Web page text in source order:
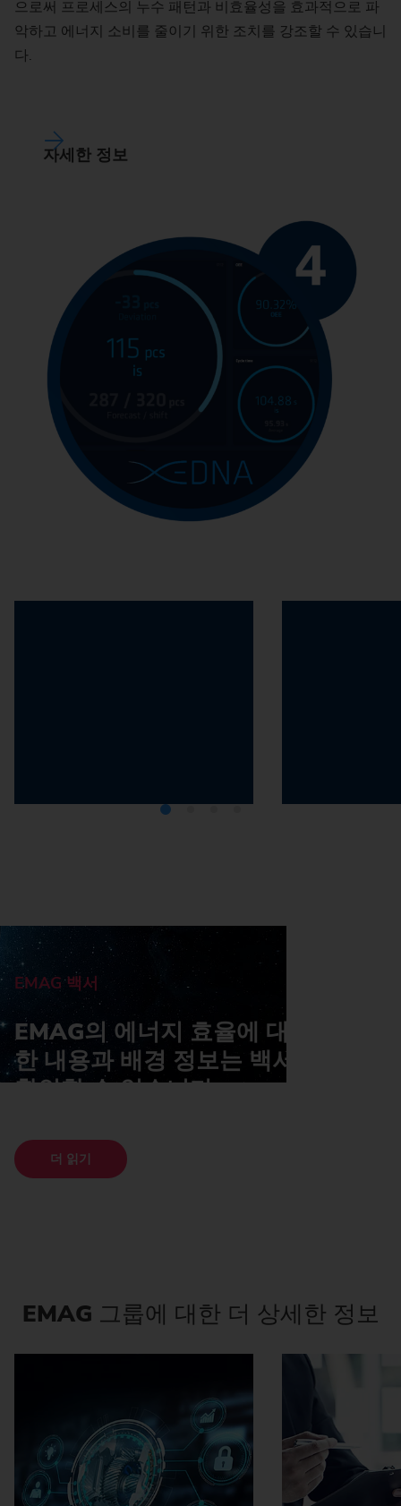
으로써 프로세스의 누수 패턴과 비효율성을 효과적으로 파
악하고 에너지 소비를 줄이기 위한 조치를 강조할 수 있습니
다.
자세한 정보
효율적인 제조 프로세스
EMAG 백서
EMAG의 에너지 효율에 대한 자세
한 내용과 배경 정보는 백서에서도
확인할 수 있습니다.
더 읽기
EMAG 그룹에 대한 더 상세한 정보